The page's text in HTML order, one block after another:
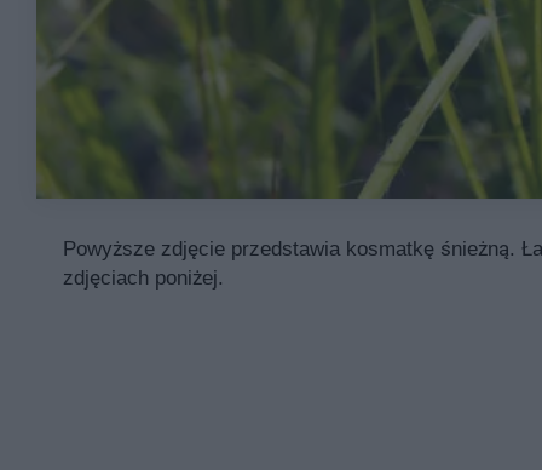
Powyższe zdjęcie przedstawia kosmatkę śnieżną.
zdjęciach poniżej.